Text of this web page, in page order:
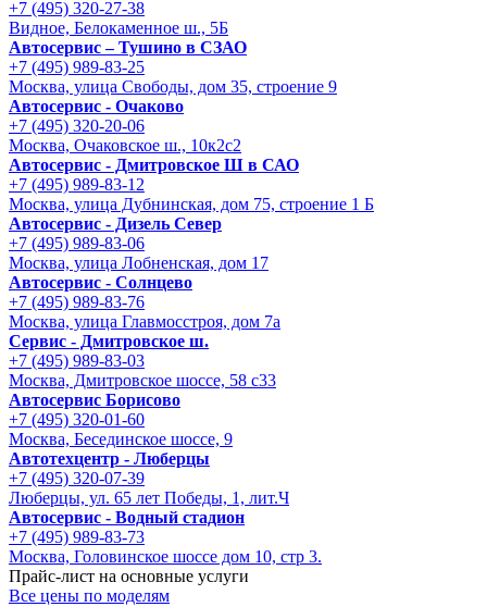
+7 (495) 320-27-38
Видное, Белокаменное ш., 5Б
Автосервис – Тушино в СЗАО
+7 (495) 989-83-25
Москва, улица Свободы, дом 35, строение 9
Автосервис - Очаково
+7 (495) 320-20-06
Москва, Очаковское ш., 10к2с2
Автосервис - Дмитровское Ш в САО
+7 (495) 989-83-12
Москва, улица Дубнинская, дом 75, строение 1 Б
Автосервис - Дизель Север
+7 (495) 989-83-06
Москва, улица Лобненская, дом 17
Автосервис - Солнцево
+7 (495) 989-83-76
Москва, улица Главмосстроя, дом 7а
Сервис - Дмитровское ш.
+7 (495) 989-83-03
Москва, Дмитровское шоссе, 58 с33
Автосервис Борисово
+7 (495) 320-01-60
Москва, Бесединское шоссе, 9
Автотехцентр - Люберцы
+7 (495) 320-07-39
Люберцы, ул. 65 лет Победы, 1, лит.Ч
Автосервис - Водный стадион
+7 (495) 989-83-73
Москва, Головинское шоссе дом 10, стр 3.
Прайс-лист на основные услуги
Все цены по моделям